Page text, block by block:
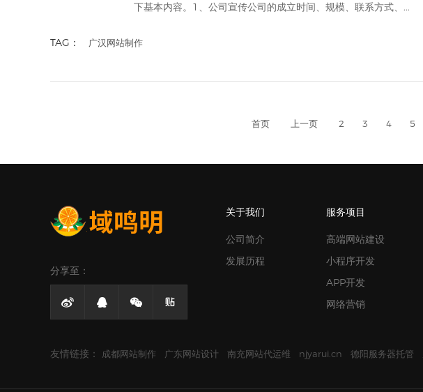
下基本内容。1、公司宣传公司的成立时间、规模、联系方式、...
TAG： 广汉网站制作
首页 上一页 2 3 4 5
分享至：
   
关于我们
公司简介
发展历程
服务项目
高端网站建设
小程序开发
APP开发
网络营销
友情链接： 成都网站制作 广东网站设计 南充网站代运维 njyarui.cn 德阳服务器托管